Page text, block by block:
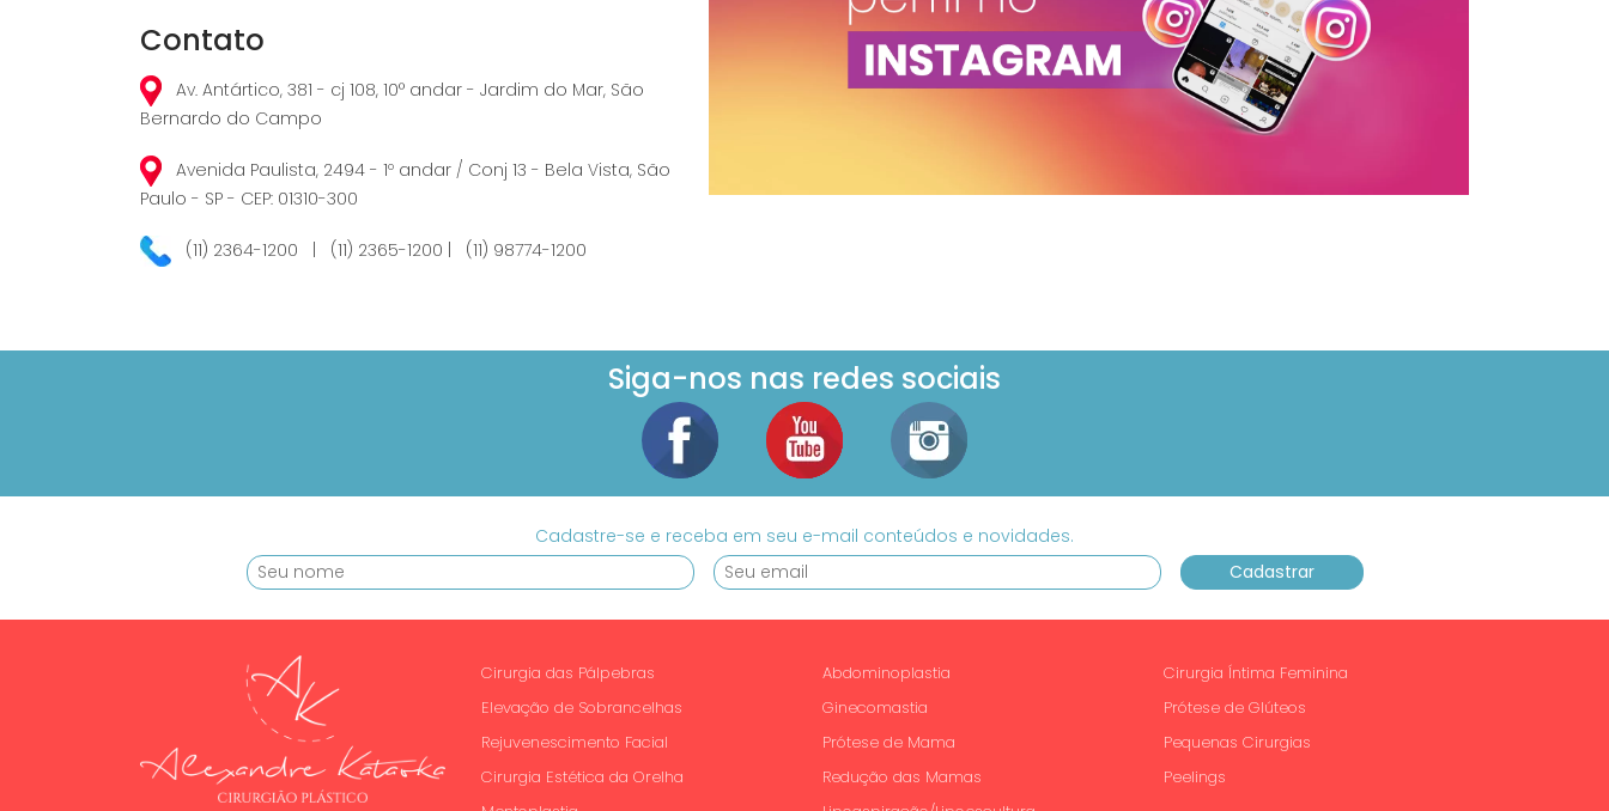
Contato
Av. Antártico, 381 - cj 108, 10° andar - Jardim do Mar, São
Bernardo do Campo
Avenida Paulista, 2494 - 1º andar / Conj 13 - Bela Vista, São
Paulo - SP - CEP: 01310-300
(11) 2364-1200 | (11) 2365-1200 | (11) 98774-1200
Siga-nos nas redes sociais
Cadastre-se e receba em seu e-mail conteúdos e novidades.
Cirurgia das Pálpebras
Elevação de Sobrancelhas
Rejuvenescimento Facial
Cirurgia Estética da Orelha
Abdominoplastia
Ginecomastia
Prótese de Mama
Redução das Mamas
Cirurgia Íntima Feminina
Prótese de Glúteos
Pequenas Cirurgias
Peelings